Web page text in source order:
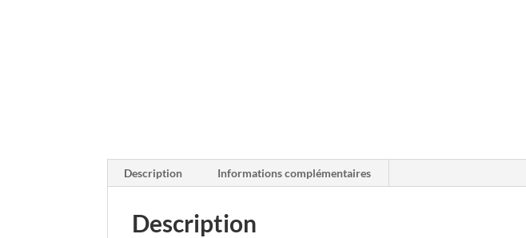
Description Informations complémentaires
Description